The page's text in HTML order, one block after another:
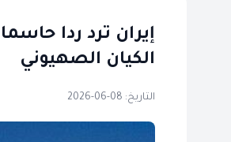
إيران ترد ردا
الكيان الصهيوني
التاريخ: 08-06-2026